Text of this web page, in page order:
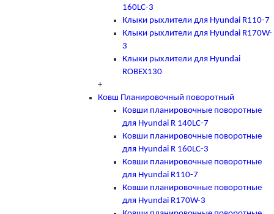
160LC-3
Клыки рыхлители для Hyundai R110-7
Клыки рыхлители для Hyundai R170W-
3
Клыки рыхлители для Hyundai
ROBEX130
+
Ковш Планировочный поворотный
Ковши планировочные поворотные
для Hyundai R 140LC-7
Ковши планировочные поворотные
для Hyundai R 160LC-3
Ковши планировочные поворотные
для Hyundai R110-7
Ковши планировочные поворотные
для Hyundai R170W-3